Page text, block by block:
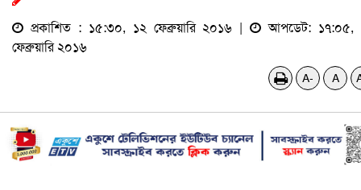
প্রকাশিত : ১৫:৩০, ১২ ফেব্রুয়ারি ২০১৬ |
আপডেট: ১৭:০৫,
ফেব্রুয়ারি ২০১৬
A- A